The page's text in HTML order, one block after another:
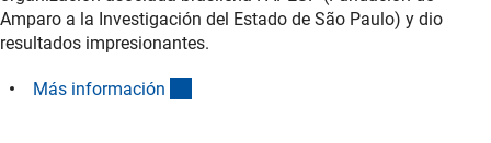
Amparo a la Investigación del Estado de São Paulo) y dio
resultados impresionantes.
Más información